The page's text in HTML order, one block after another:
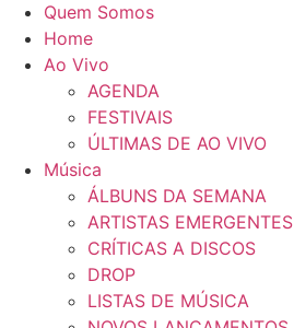
Quem Somos
Home
Ao Vivo
AGENDA
FESTIVAIS
ÚLTIMAS DE AO VIVO
Música
ÁLBUNS DA SEMANA
ARTISTAS EMERGENTES
CRÍTICAS A DISCOS
DROP
LISTAS DE MÚSICA